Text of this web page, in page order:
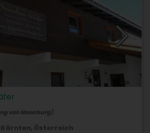
von Moosburg)
Kärnten, Österreich